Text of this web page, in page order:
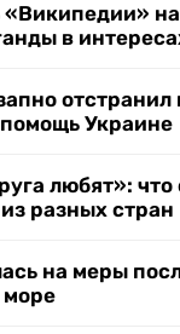
«Википедии»
в
отстранил
Украине
любят»: что
разных стран
на меры